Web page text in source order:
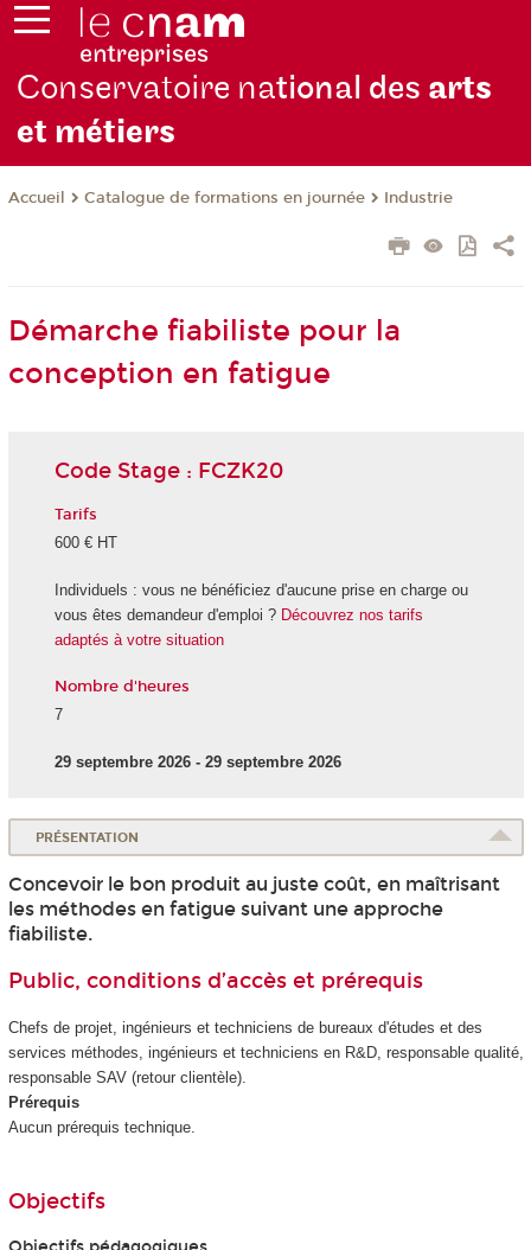
Conservatoire national des arts
et métiers
Accueil Catalogue de formations en journée Industrie
Démarche fiabiliste pour la
conception en fatigue
Code Stage : FCZK20
Tarifs
600 € HT
Individuels : vous ne bénéficiez d'aucune prise en charge ou
vous êtes demandeur d'emploi ? Découvrez nos tarifs
adaptés à votre situation
Nombre d'heures
7
29 septembre 2026 - 29 septembre 2026
PRÉSENTATION
Concevoir le bon produit au juste coût, en maîtrisant
les méthodes en fatigue suivant une approche
fiabiliste.
Public, conditions d’accès et prérequis
Chefs de projet, ingénieurs et techniciens de bureaux d'études et des
services méthodes, ingénieurs et techniciens en R&D, responsable qualité,
responsable SAV (retour clientèle).
Prérequis
Aucun prérequis technique.
Objectifs